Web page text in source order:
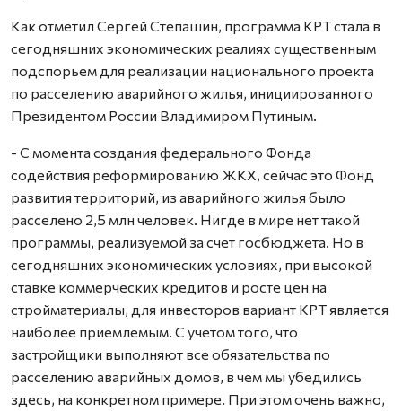
Как отметил Сергей Степашин, программа КРТ стала в
сегодняшних экономических реалиях существенным
подспорьем для реализации национального проекта
по расселению аварийного жилья, инициированного
Президентом России Владимиром Путиным.
- С момента создания федерального Фонда
содействия реформированию ЖКХ, сейчас это Фонд
развития территорий, из аварийного жилья было
расселено 2,5 млн человек. Нигде в мире нет такой
программы, реализуемой за счет госбюджета. Но в
сегодняшних экономических условиях, при высокой
ставке коммерческих кредитов и росте цен на
стройматериалы, для инвесторов вариант КРТ является
наиболее приемлемым. С учетом того, что
застройщики выполняют все обязательства по
расселению аварийных домов, в чем мы убедились
здесь, на конкретном примере. При этом очень важно,